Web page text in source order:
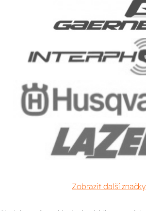
Zobrazit další značky